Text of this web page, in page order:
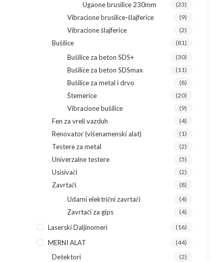
Ugaone brusilice 230mm (23)
Vibracione brusilice-šlajferice (9)
Vibracione šlajferice (2)
Bušilice (81)
Bušilice za beton SDS+ (30)
Bušilice za beton SDSmax (11)
Bušilice za metal i drvo (8)
Štemerice (20)
Vibracione bušilice (9)
Fen za vreli vazduh (4)
Renovator (višenamenski alat) (1)
Testere za metal (2)
Univerzalne testere (5)
Usisivači (2)
Zavrtači (8)
Udarni električni zavrtači (4)
Zavrtači za gips (4)
Laserski Daljinomeri (16)
MERNI ALAT (44)
Detektori (2)